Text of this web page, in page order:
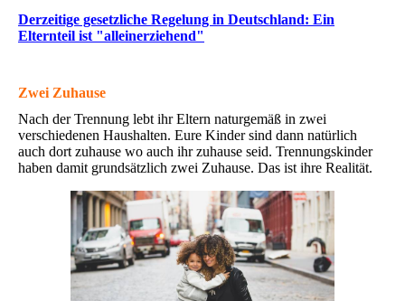
Derzeitige gesetzliche Regelung in Deutschland: Ein
Elternteil ist "alleinerziehend"
Zwei Zuhause
Nach der Trennung lebt ihr Eltern naturgemäß in zwei
verschiedenen Haushalten. Eure Kinder sind dann natürlich
auch dort zuhause wo auch ihr zuhause seid. Trennungskinder
haben damit grundsätzlich zwei Zuhause. Das ist ihre Realität.